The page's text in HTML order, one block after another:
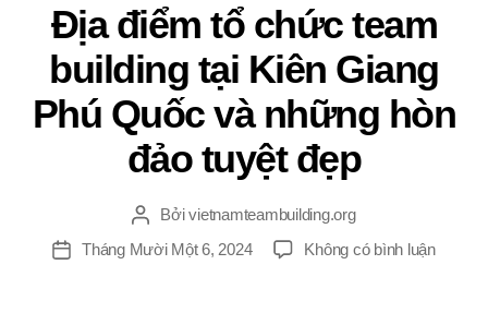
Địa điểm tổ chức team
building tại Kiên Giang
Phú Quốc và những hòn
đảo tuyệt đẹp
Tác
giả
Bởivietnamteambuilding.org
NgàyTháng Mười Một 6, 2024 Không có bình luậnở